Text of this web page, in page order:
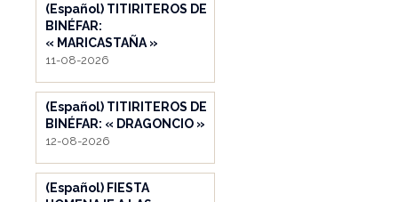
(Español) TITIRITEROS DE
BINÉFAR:
« MARICASTAÑA »
11-08-2026
(Español) TITIRITEROS DE
BINÉFAR: « DRAGONCIO »
12-08-2026
(Español) FIESTA